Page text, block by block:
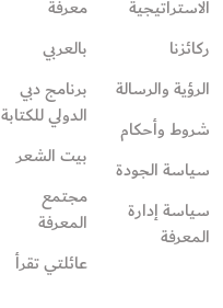
الاستراتيجية
ركائزنا
الرؤية والرسالة
شروط وأحكام
سياسة الجودة
سياسة إدارة
المعرفة
معرفة
بالعربي
برنامج دبي
الدولي للكتابة
بيت الشعر
مجتمع
المعرفة
عائلتي تقرأ‎